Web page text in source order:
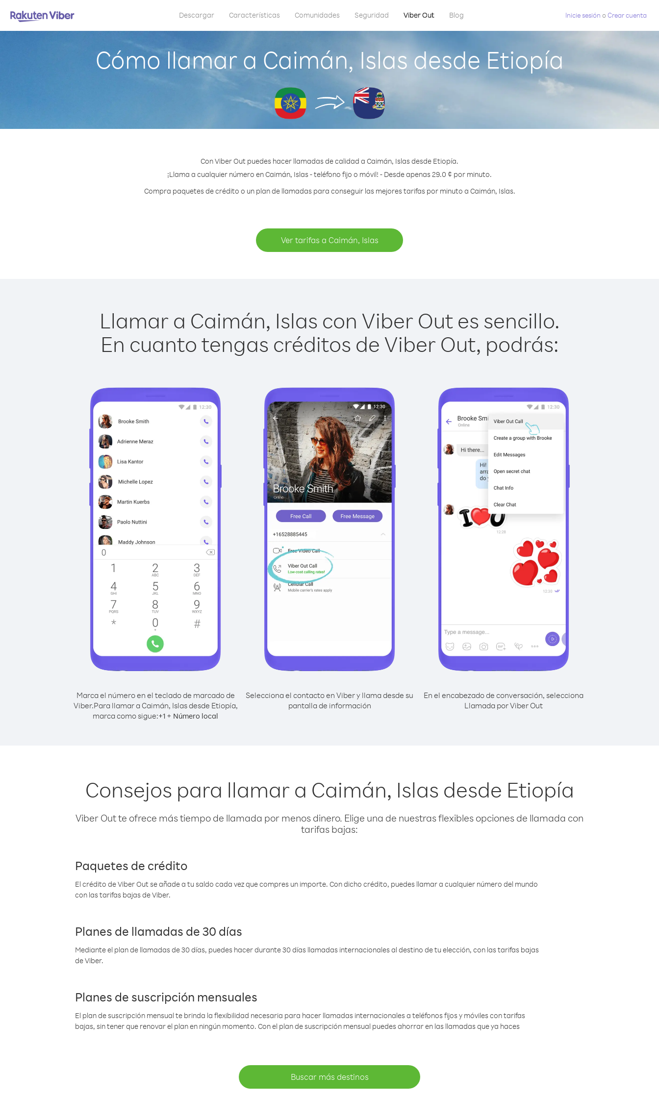
Descargar Características Comunidades Seguridad Viber Out Blog Inicie sesión oCrear cuenta
Cómo llamar a Caimán, Islas desde Etiopía
Con Viber Out puedes hacer llamadas de calidad a Caimán, Islas desde Etiopía.
¡Llama a cualquier número en Caimán, Islas - teléfono fijo o móvil! - Desde apenas 29.0 ¢ por minuto.
Compra paquetes de crédito o un plan de llamadas para conseguir las mejores tarifas por minuto a Caimán, Islas.
Ver tarifas a Caimán, Islas
Llamar a Caimán, Islas con Viber Out es sencillo.
En cuanto tengas créditos de Viber Out, podrás:
Marca el número en el teclado de marcado de
Viber.Para llamar a Caimán, Islas desde Etiopía,
marca como sigue:+1 + Número local
Selecciona el contacto en Viber y llama desde su
pantalla de información
En el encabezado de conversación, selecciona
Llamada por Viber Out
Consejos para llamar a Caimán, Islas desde Etiopía
Viber Out te ofrece más tiempo de llamada por menos dinero. Elige una de nuestras flexibles opciones de llamada con
tarifas bajas:
Paquetes de crédito
El crédito de Viber Out se añade a tu saldo cada vez que compres un importe. Con dicho crédito, puedes llamar a cualquier número del mundo
con las tarifas bajas de Viber.
Planes de llamadas de 30 días
Mediante el plan de llamadas de 30 días, puedes hacer durante 30 días llamadas internacionales al destino de tu elección, con las tarifas bajas
de Viber.
Planes de suscripción mensuales
El plan de suscripción mensual te brinda la flexibilidad necesaria para hacer llamadas internacionales a teléfonos fijos y móviles con tarifas
bajas, sin tener que renovar el plan en ningún momento. Con el plan de suscripción mensual puedes ahorrar en las llamadas que ya haces
Buscar más destinos